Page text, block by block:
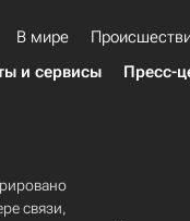
В мире
и сервисы Пресс-
связи,